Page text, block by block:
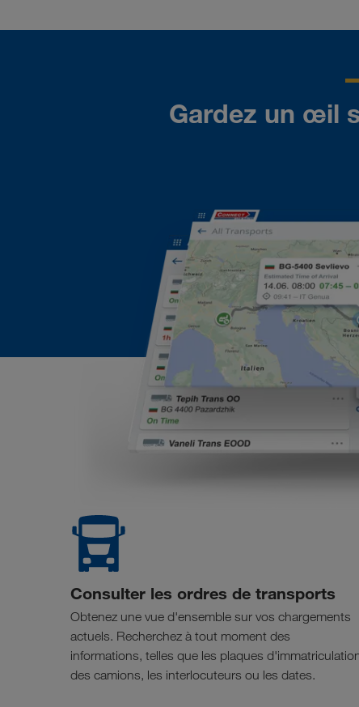
Gardez un œil
Consulter les ordres de transports
Obtenez une vue d'ensemble sur vos chargements
actuels. Recherchez à tout moment des
informations, telles que les plaques
des camions, les interlocuteurs ou les dates.